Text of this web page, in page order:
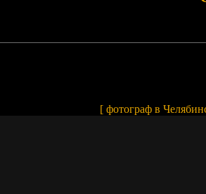
[ фотограф в